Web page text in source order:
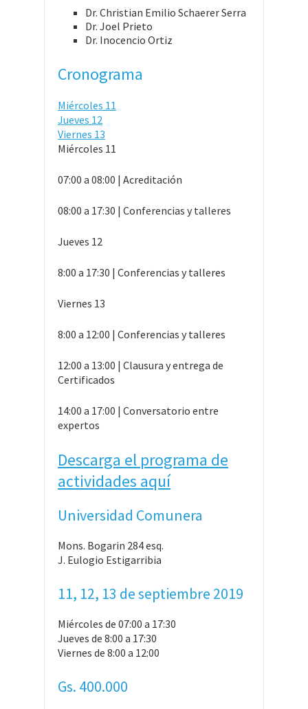
Dr. Christian Emilio Schaerer Serra
Dr. Joel Prieto
Dr. Inocencio Ortiz
Cronograma
Miércoles 11
Jueves 12
Viernes 13
Miércoles 11
07:00 a 08:00 | Acreditación
08:00 a 17:30 | Conferencias y talleres
Jueves 12
8:00 a 17:30 | Conferencias y talleres
Viernes 13
8:00 a 12:00 | Conferencias y talleres
12:00 a 13:00 | Clausura y entrega de
Certificados
14:00 a 17:00 | Conversatorio entre
expertos
Descarga el programa de
actividades aquí
Universidad Comunera
Mons. Bogarin 284 esq.
J. Eulogio Estigarribia
11, 12, 13 de septiembre 2019
Miércoles de 07:00 a 17:30
Jueves de 8:00 a 17:30
Viernes de 8:00 a 12:00
Gs. 400.000